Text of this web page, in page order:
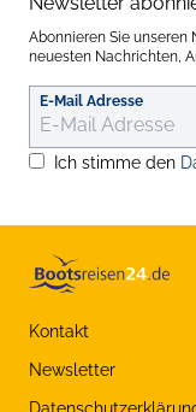
Abonnieren Sie unseren
neuesten Nachrichten,
E-Mail Adresse
Ich stimme den
Kontakt
Newsletter